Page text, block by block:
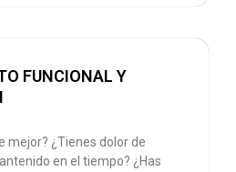
FUNCIONAL Y
mejor? ¿Tienes dolor de
en el tiempo? ¿Has